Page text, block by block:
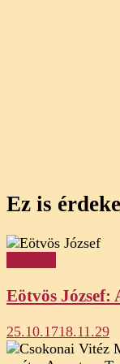
Ez is
Eötvös József:
25.10.1718.11.29